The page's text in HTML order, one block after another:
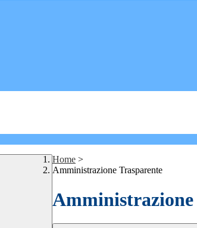
Home >
Amministrazione Trasparente
Amministrazione